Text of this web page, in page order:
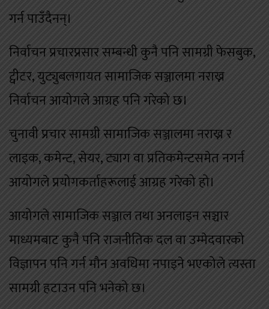
गर्न पाउँदैनन्।
निर्वाचन प्रचारप्रसार सम्बन्धी कुनै पनि सामग्री फेसबुक,
ट्वीटर, युट्युबलगायत सामाजिक सञ्जालमा नराख्न
निर्वाचन आयोगले आग्रह पनि गरेको छ।
चुनावी प्रचार सामग्री सामाजिक सञ्जालमा नराख्न र
लाइक, कमेन्ट, सेयर, ट्याग वा प्रतिकमेन्टसमेत नगर्न
आयोगले प्रयोगकर्ताहरूलाई आग्रह गरेको हो।
आयोगले सामाजिक सञ्जाल तथा अनलाइन सञ्चार
माध्यमबाट कुनै पनि राजनीतिक दल वा उम्मेदवारको
विज्ञापन पनि गर्न मौन अवधिमा नपाइने भएकोले त्यस्ता
सामग्री हटाउन पनि भनेको छ।